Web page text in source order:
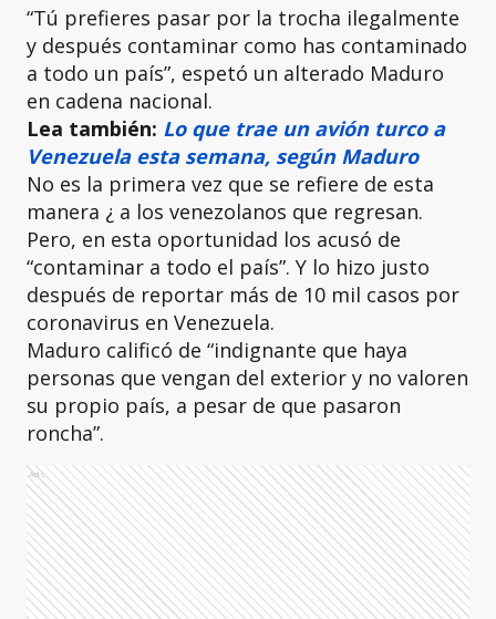
“Tú prefieres pasar por la trocha ilegalmente
y después contaminar como has contaminado
a todo un país”, espetó un alterado Maduro
en cadena nacional.
Lea también: Lo que trae un avión turco a
Venezuela esta semana, según Maduro
No es la primera vez que se refiere de esta
manera ¿ a los venezolanos que regresan.
Pero, en esta oportunidad los acusó de
“contaminar a todo el país”. Y lo hizo justo
después de reportar más de 10 mil casos por
coronavirus en Venezuela.
Maduro calificó de “indignante que haya
personas que vengan del exterior y no valoren
su propio país, a pesar de que pasaron
roncha”.
Ads